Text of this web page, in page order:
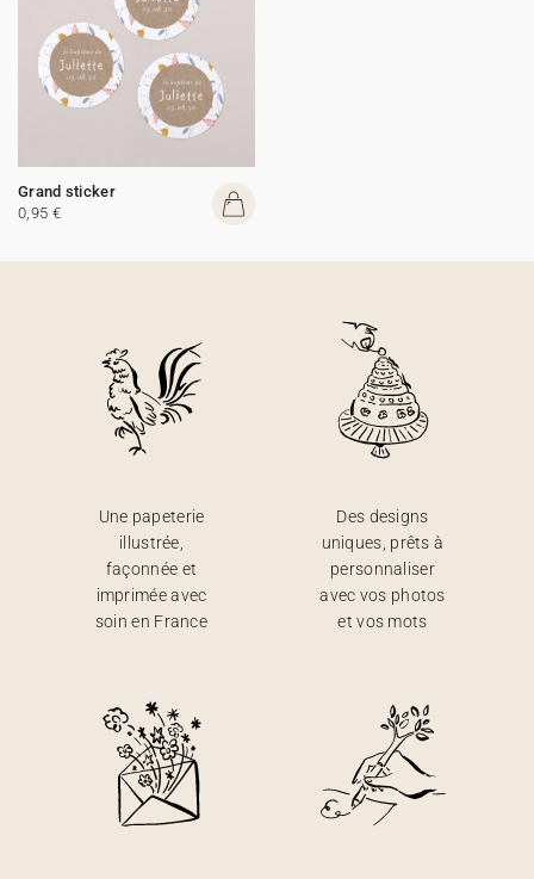
Grand sticker
0,95 €
Une papeterie
illustrée,
façonnée et
imprimée avec
soin en France
Des designs
uniques, prêts à
personnaliser
avec vos photos
et vos mots